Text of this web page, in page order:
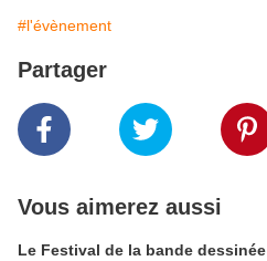
#l'évènement
Partager
Vous aimerez aussi
Le Festival de la bande dessinée